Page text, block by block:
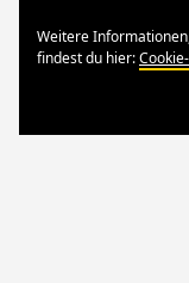
Oktober
März 2012
Weitere
findest du hier: